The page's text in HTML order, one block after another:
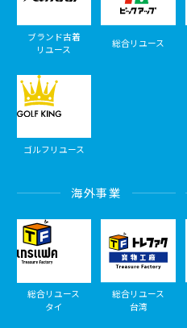
ブランド古着
リユース
総合リユース
ゴルフリユース
海外事業
総合リユース
タイ
総合リユース
台湾